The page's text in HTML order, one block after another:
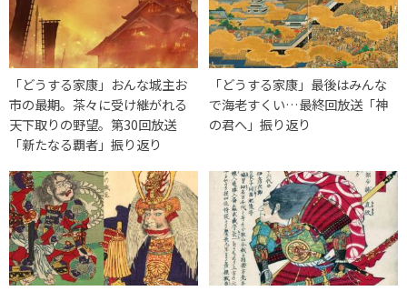
「どうする家康」おんな城主お
市の最期。茶々に受け継がれる
天下取りの野望。第30回放送
「新たなる覇者」振り返り
「どうする家康」最後はみんな
で海老すくい…最終回放送「神
の君へ」振り返り